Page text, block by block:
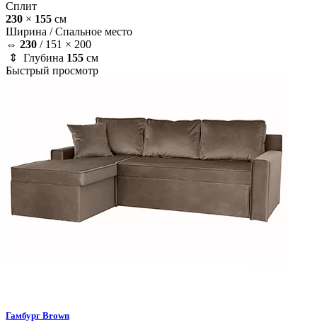
Сплит
230 × 155 см
Ширина /Спальное место
⇔ 230 / 151 × 200
⇕ Глубина 155 см
Быстрый просмотр
Гамбург Brown